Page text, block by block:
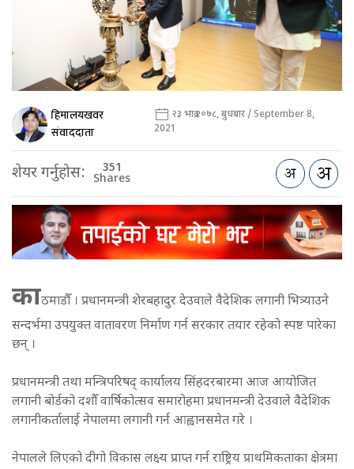
हिमालयखवर
संवाददाता
२३ भाद्र २०७८, बुधबार / September 8,
2021
शेयर गर्नुहोस: 351
Shares
काठमाडौँ । प्रधानमन्त्री शेरबहादुर देउवाले वैदेशिक लगानी भित्र्याउने
सन्दर्भमा उपयुक्त वातावरण निर्माण गर्न सरकार तयार रहेको स्पष्ट पारेका
छन् ।
प्रधानमन्त्री तथा मन्त्रिपरिषद् कार्यालय सिंहदरबारमा आज आयोजित
लगानी बोर्डको दशौँ वार्षिकोत्सव समारोहमा प्रधानमन्त्री देउवाले वैदेशिक
लगानीकर्तालाई नेपालमा लगानी गर्न आह्वानसमेत गरे ।
नेपालले लिएको दीगो विकास लक्ष्य प्राप्त गर्न राष्ट्रिय प्राथमिकताका क्षेत्रमा